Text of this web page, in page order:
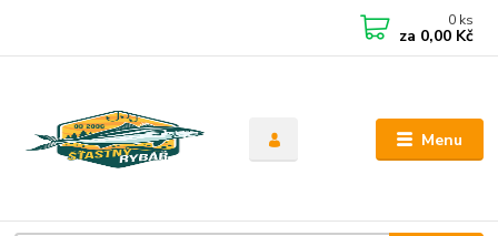
Menu
0 ks
za 0,00 Kč